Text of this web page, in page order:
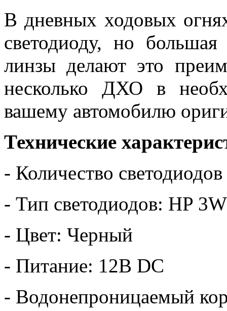
В дневных ходовых
светодиоду, но
линзы делают это
несколько ДХО в
вашему автомобилю
Технические
- Количество
- Тип светодиодов: HP 3W
- Цвет: Черный
- Питание: 12В DC
- Водонепроницаемый